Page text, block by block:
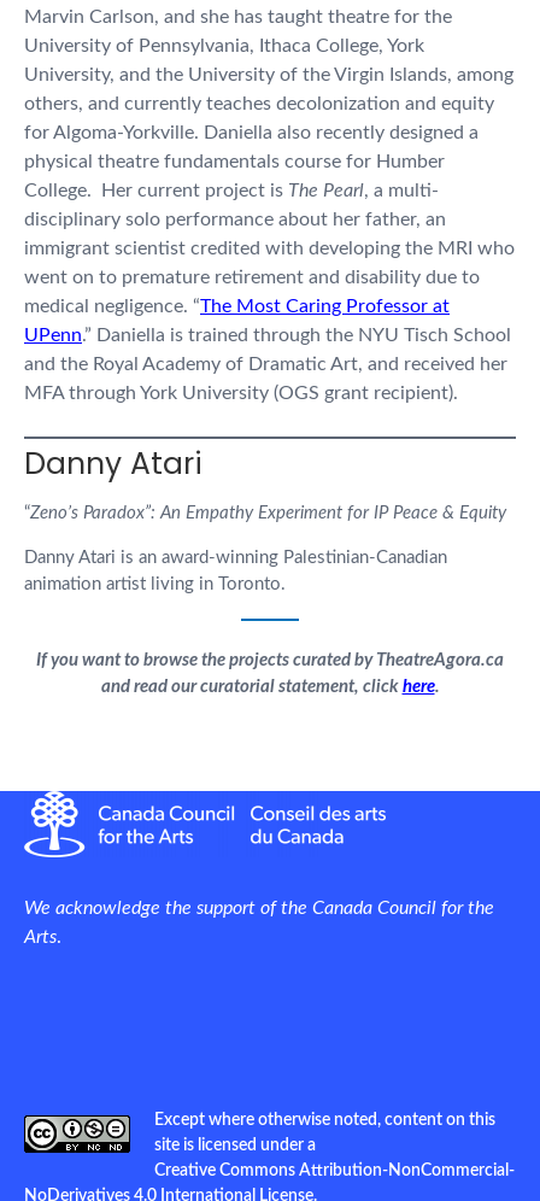
Marvin Carlson, and she has taught theatre for the
University of Pennsylvania, Ithaca College, York
University, and the University of the Virgin Islands, among
others, and currently teaches decolonization and equity
for Algoma-Yorkville. Daniella also recently designed a
physical theatre fundamentals course for Humber
College. Her current project is The Pearl, a multi-
disciplinary solo performance about her father, an
immigrant scientist credited with developing the MRI who
went on to premature retirement and disability due to
medical negligence. “The Most Caring Professor at
UPenn.” Daniella is trained through the NYU Tisch School
and the Royal Academy of Dramatic Art, and received her
MFA through York University (OGS grant recipient).
Danny Atari
“Zeno’s Paradox”: An Empathy Experiment for IP Peace & Equity
Danny Atari is an award-winning Palestinian-Canadian
animation artist living in Toronto.
If you want to browse the projects curated by TheatreAgora.ca
and read our curatorial statement, click here.
We acknowledge the support of the Canada Council for the
Arts.
Except where otherwise noted, content on this
site is licensed under a
Creative Commons Attribution-NonCommercial-
NoDerivatives 4.0 International License.